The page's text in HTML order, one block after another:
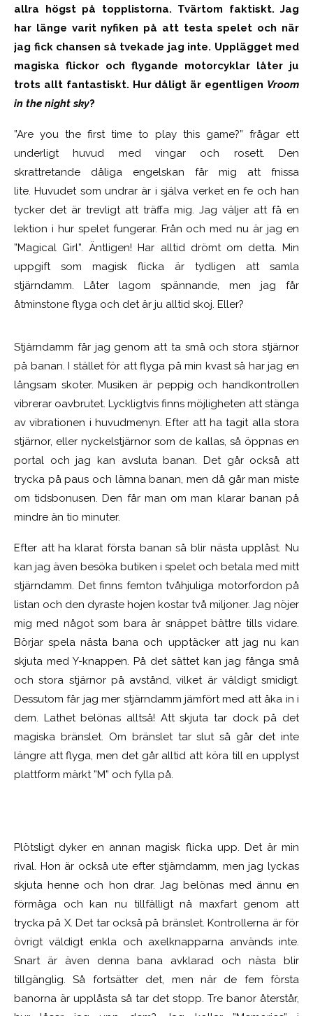
allra högst på topplistorna. Tvärtom faktiskt. Jag
har länge varit nyfiken på att testa spelet och när
jag fick chansen så tvekade jag inte. Upplägget med
magiska flickor och flygande motorcyklar låter ju
trots allt fantastiskt. Hur dåligt är egentligen Vroom
in the night sky?
”Are you the first time to play this game?” frågar ett
underligt huvud med vingar och rosett. Den
skrattretande dåliga engelskan får mig att fnissa
lite. Huvudet som undrar är i själva verket en fe och han
tycker det är trevligt att träffa mig. Jag väljer att få en
lektion i hur spelet fungerar. Från och med nu är jag en
”Magical Girl”. Äntligen! Har alltid drömt om detta. Min
uppgift som magisk flicka är tydligen att samla
stjärndamm. Låter lagom spännande, men jag får
åtminstone flyga och det är ju alltid skoj. Eller?
Stjärndamm får jag genom att ta små och stora stjärnor
på banan. I stället för att flyga på min kvast så har jag en
långsam skoter. Musiken är peppig och handkontrollen
vibrerar oavbrutet. Lyckligtvis finns möjligheten att stänga
av vibrationen i huvudmenyn. Efter att ha tagit alla stora
stjärnor, eller nyckelstjärnor som de kallas, så öppnas en
portal och jag kan avsluta banan. Det går också att
trycka på paus och lämna banan, men då går man miste
om tidsbonusen. Den får man om man klarar banan på
mindre än tio minuter.
Efter att ha klarat första banan så blir nästa upplåst. Nu
kan jag även besöka butiken i spelet och betala med mitt
stjärndamm. Det finns femton tvåhjuliga motorfordon på
listan och den dyraste hojen kostar två miljoner. Jag nöjer
mig med något som bara är snäppet bättre tills vidare.
Börjar spela nästa bana och upptäcker att jag nu kan
skjuta med Y-knappen. På det sättet kan jag fånga små
och stora stjärnor på avstånd, vilket är väldigt smidigt.
Dessutom får jag mer stjärndamm jämfört med att åka in i
dem. Lathet belönas alltså! Att skjuta tar dock på det
magiska bränslet. Om bränslet tar slut så går det inte
längre att flyga, men det går alltid att köra till en upplyst
plattform märkt ”M” och fylla på.
Plötsligt dyker en annan magisk flicka upp. Det är min
rival. Hon är också ute efter stjärndamm, men jag lyckas
skjuta henne och hon drar. Jag belönas med ännu en
förmåga och kan nu tillfälligt nå maxfart genom att
trycka på X. Det tar också på bränslet. Kontrollerna är för
övrigt väldigt enkla och axelknapparna används inte.
Snart är även denna bana avklarad och nästa blir
tillgänglig. Så fortsätter det, men när de fem första
banorna är upplåsta så tar det stopp. Tre banor återstår,